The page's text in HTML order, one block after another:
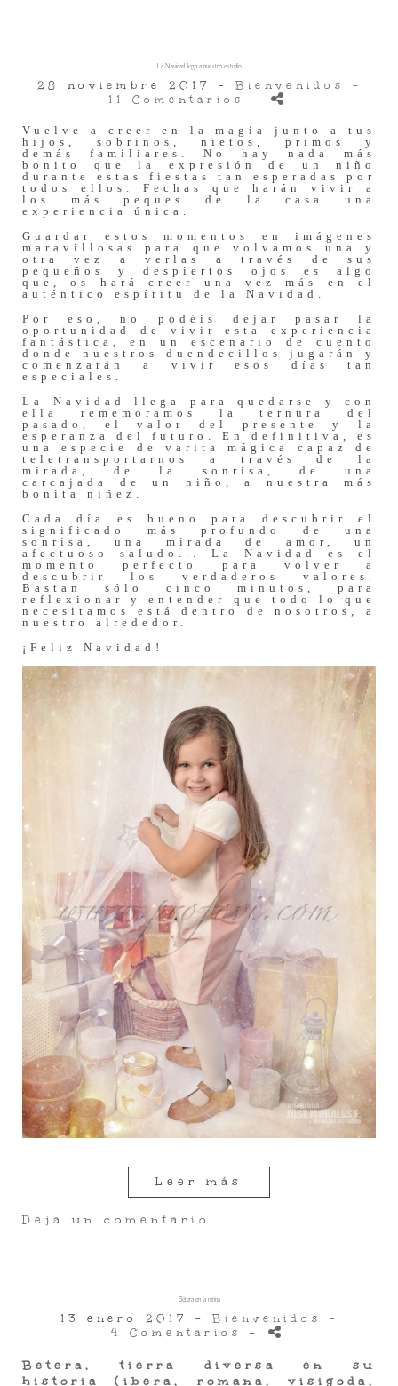
La Navidad llega a nuestro estudio
28 noviembre 2017 -Bienvenidos
-
11 Comentarios -
Vuelve a creer en la magia junto a tus
hijos, sobrinos, nietos, primos y
demás familiares. No hay nada más
bonito que la expresión de un niño
durante estas fiestas tan esperadas por
todos ellos. Fechas que harán vivir a
los más peques de la casa una
experiencia única.
Guardar estos momentos en imágenes
maravillosas para que volvamos una y
otra vez a verlas a través de sus
pequeños y despiertos ojos es algo
que, os hará creer una vez más en el
auténtico espíritu de la Navidad.
Por eso, no podéis dejar pasar la
oportunidad de vivir esta experiencia
fantástica, en un escenario de cuento
donde nuestros duendecillos jugarán y
comenzarán a vivir esos días tan
especiales.
La Navidad llega para quedarse y con
ella rememoramos la ternura del
pasado, el valor del presente y la
esperanza del futuro. En definitiva, es
una especie de varita mágica capaz de
teletransportarnos a través de la
mirada, de la sonrisa, de una
carcajada de un niño, a nuestra más
bonita niñez.
Cada día es bueno para descubrir el
significado más profundo de una
sonrisa, una mirada de amor, un
afectuoso saludo... La Navidad es el
momento perfecto para volver a
descubrir los verdaderos valores.
Bastan sólo cinco minutos, para
reflexionar y entender que todo lo que
necesitamos está dentro de nosotros, a
nuestro alrededor.
¡Feliz Navidad!
Leer más
Deja un comentario
Bétera en la retina
13 enero 2017 -Bienvenidos
-
4 Comentarios -
Betera, tierra diversa en su
historia (ibera, romana, visigoda,